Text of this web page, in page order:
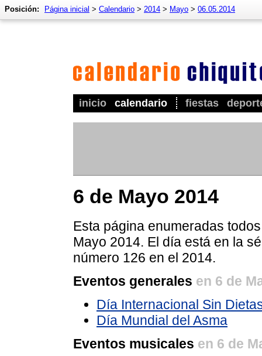
inicio calendario fiestas
Posición: Página inicial > Calendario > 2014 > Mayo > 06.05.2014
6 de Mayo 2014
Esta página enumeradas
Mayo 2014. El día está en la
número 126 en el 2014.
Eventos generales en 6 de
Día Internacional Sin
Día Mundial del Asma
Eventos musicales en 6 de